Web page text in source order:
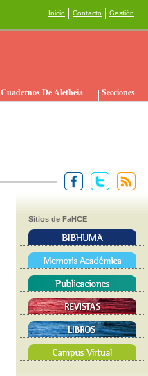
Inicio Contacto Gestión
Cuadernos De Aletheia Secciones
Sitios de FaHCE